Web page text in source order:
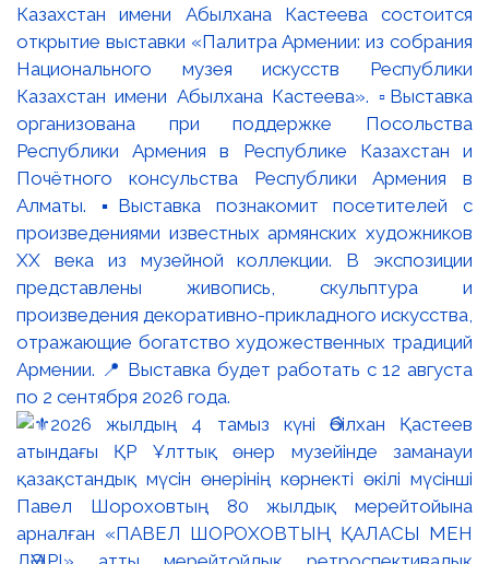
Казахстан имени Абылхана Кастеева состоится
открытие выставки «Палитра Армении: из собрания
Национального музея искусств Республики
Казахстан имени Абылхана Кастеева». ▫️Выставка
организована при поддержке Посольства
Республики Армения в Республике Казахстан и
Почётного консульства Республики Армения в
Алматы. ▪️Выставка познакомит посетителей с
произведениями известных армянских художников
XX века из музейной коллекции. В экспозиции
представлены живопись, скульптура и
произведения декоративно-прикладного искусства,
отражающие богатство художественных традиций
Армении. 📍 Выставка будет работать с 12 августа
по 2 сентября 2026 года.